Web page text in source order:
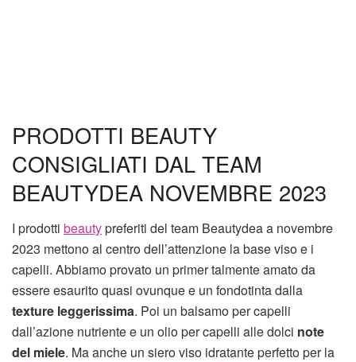
PRODOTTI BEAUTY
CONSIGLIATI DAL TEAM
BEAUTYDEA NOVEMBRE 2023
I prodotti beautypreferiti del team Beautydea a novembre
2023 mettono al centro dell’attenzione la base viso e i
capelli. Abbiamo provato un primer talmente amato da
essere esaurito quasi ovunque e un fondotinta dalla
texture leggerissima. Poi un balsamo per capelli
dall’azione nutriente e un olio per capelli alle dolci note
del miele. Ma anche un siero viso idratante perfetto per la